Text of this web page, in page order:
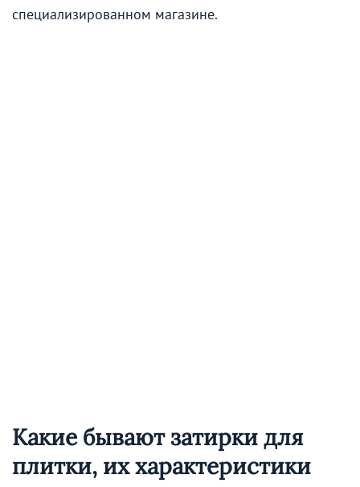
специализированном магазине.
Какие бывают затирки для
плитки, их характеристики